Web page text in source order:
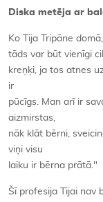
Diska metēja ar
Ko Tija Tripāne
tāds var būt vienīgi
kreņķi, ja tos atnes
ir
pūcīgs. Man arī ir
aizmirstas,
nāk klāt bērni,
viņi visu
laiku ir bērna prātā."
Šī profesija Tijai nav